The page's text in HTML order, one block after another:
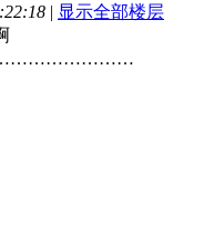
| 显示全部楼层
下……………………